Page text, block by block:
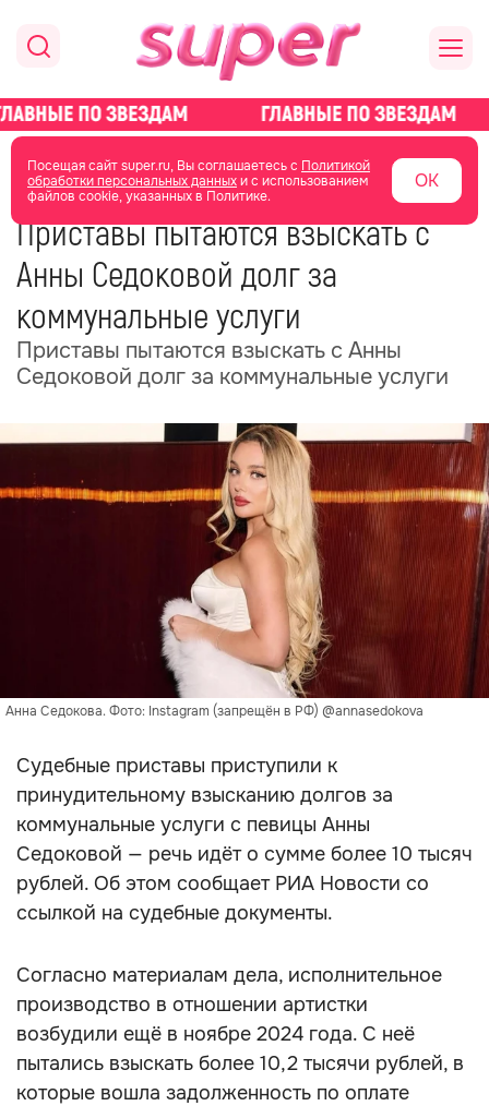
Посещая сайт super.ru, Вы соглашаетесь с Политикой
обработки персональных данныхи с использованием
файлов cookie, указанных в Политике.
ОК
главная новости о звездах новости
07 июля 04:56
Приставы пытаются взыскать с
Анны Седоковой долг за
коммунальные услуги
Приставы пытаются взыскать с Анны
Седоковой долг за коммунальные услуги
Анна Седокова. Фото: Instagram (запрещён в РФ) @annasedokova
Судебные приставы приступили к
принудительному взысканию долгов за
коммунальные услуги с певицы Анны
Седоковой — речь идёт о сумме более 10 тысяч
рублей. Об этом сообщает РИА Новости со
ссылкой на судебные документы.
Согласно материалам дела, исполнительное
производство в отношении артистки
возбудили ещё в ноябре 2024 года. С неё
пытались взыскать более 10,2 тысячи рублей, в
которые вошла задолженность по оплате